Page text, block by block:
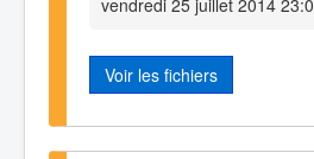
Voir les fichiers